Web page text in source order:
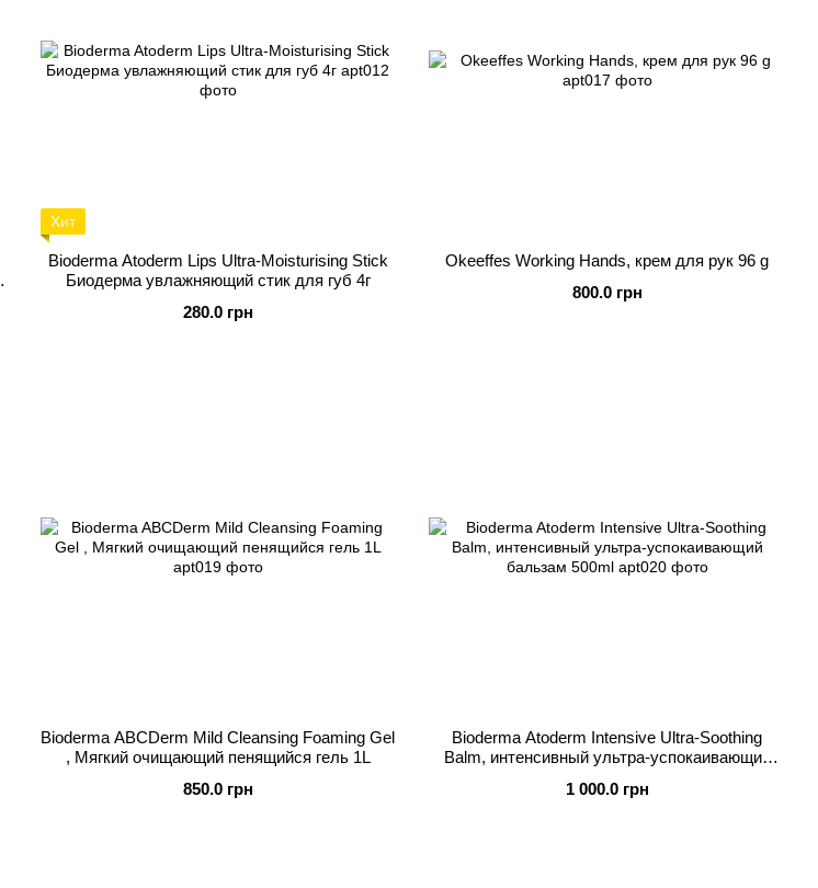
Хит
Bioderma Atoderm Lips Ultra-Moisturising Stick
Биодерма увлажняющий стик для губ 4г
280.0 грн
Okeeffes Working Hands, крем для рук 96 g
800.0 грн
Bioderma ABCDerm Mild Cleansing Foaming Gel
, Мягкий очищающий пенящийся гель 1L
850.0 грн
Bioderma Atoderm Intensive Ultra-Soothing
Balm, интенсивный ультра-успокаивающий
1 000.0 грн